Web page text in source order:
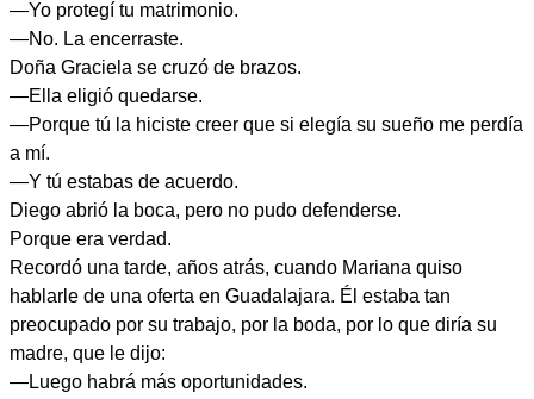
—Yo protegí tu matrimonio.
—No. La encerraste.
Doña Graciela se cruzó de brazos.
—Ella eligió quedarse.
—Porque tú la hiciste creer que si elegía su sueño me perdía
a mí.
—Y tú estabas de acuerdo.
Diego abrió la boca, pero no pudo defenderse.
Porque era verdad.
Recordó una tarde, años atrás, cuando Mariana quiso
hablarle de una oferta en Guadalajara. Él estaba tan
preocupado por su trabajo, por la boda, por lo que diría su
madre, que le dijo:
—Luego habrá más oportunidades.